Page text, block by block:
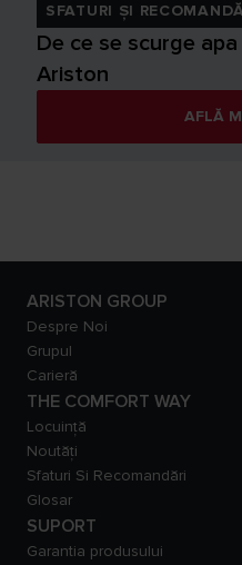
SFATURI ȘI
De ce se scurge
Ariston
AFLĂ
ARISTON GROUP
Despre Noi
Grupul
Carieră
THE COMFORT WAY
Locuință
Noutăți
Sfaturi Si Recomandări
Glosar
SUPORT
Garantia produsului